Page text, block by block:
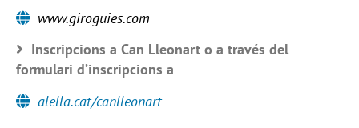
www.giroguies.com
Inscripcions a Can Lleonart o a través del
formulari d’inscripcions a
alella.cat/canlleonart